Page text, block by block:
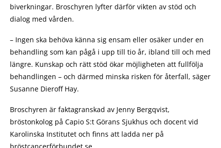
biverkningar. Broschyren lyfter därför vikten av stöd och
dialog med vården.
– Ingen ska behöva känna sig ensam eller osäker under en
behandling som kan pågå i upp till tio år, ibland till och med
längre. Kunskap och rätt stöd ökar möjligheten att fullfölja
behandlingen – och därmed minska risken för återfall, säger
Susanne Dieroff Hay.
Broschyren är faktagranskad av Jenny Bergqvist,
bröstonkolog på Capio S:t Görans Sjukhus och docent vid
Karolinska Institutet och finns att ladda ner på